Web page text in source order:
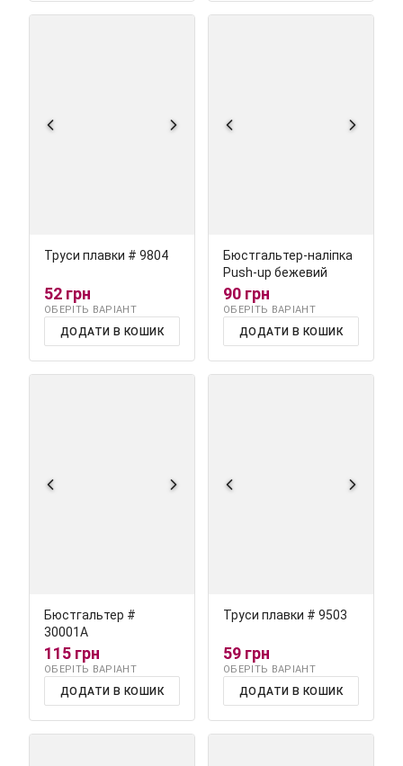
Труси плавки # 9804
52 грн
ОБЕРІТЬ ВАРІАНТ
ДОДАТИ В КОШИК
Бюстгальтер-наліпка
Push-up бежевий
90 грн
ОБЕРІТЬ ВАРІАНТ
ДОДАТИ В КОШИК
Бюстгальтер #
30001A
115 грн
ОБЕРІТЬ ВАРІАНТ
ДОДАТИ В КОШИК
Труси плавки # 9503
59 грн
ОБЕРІТЬ ВАРІАНТ
ДОДАТИ В КОШИК